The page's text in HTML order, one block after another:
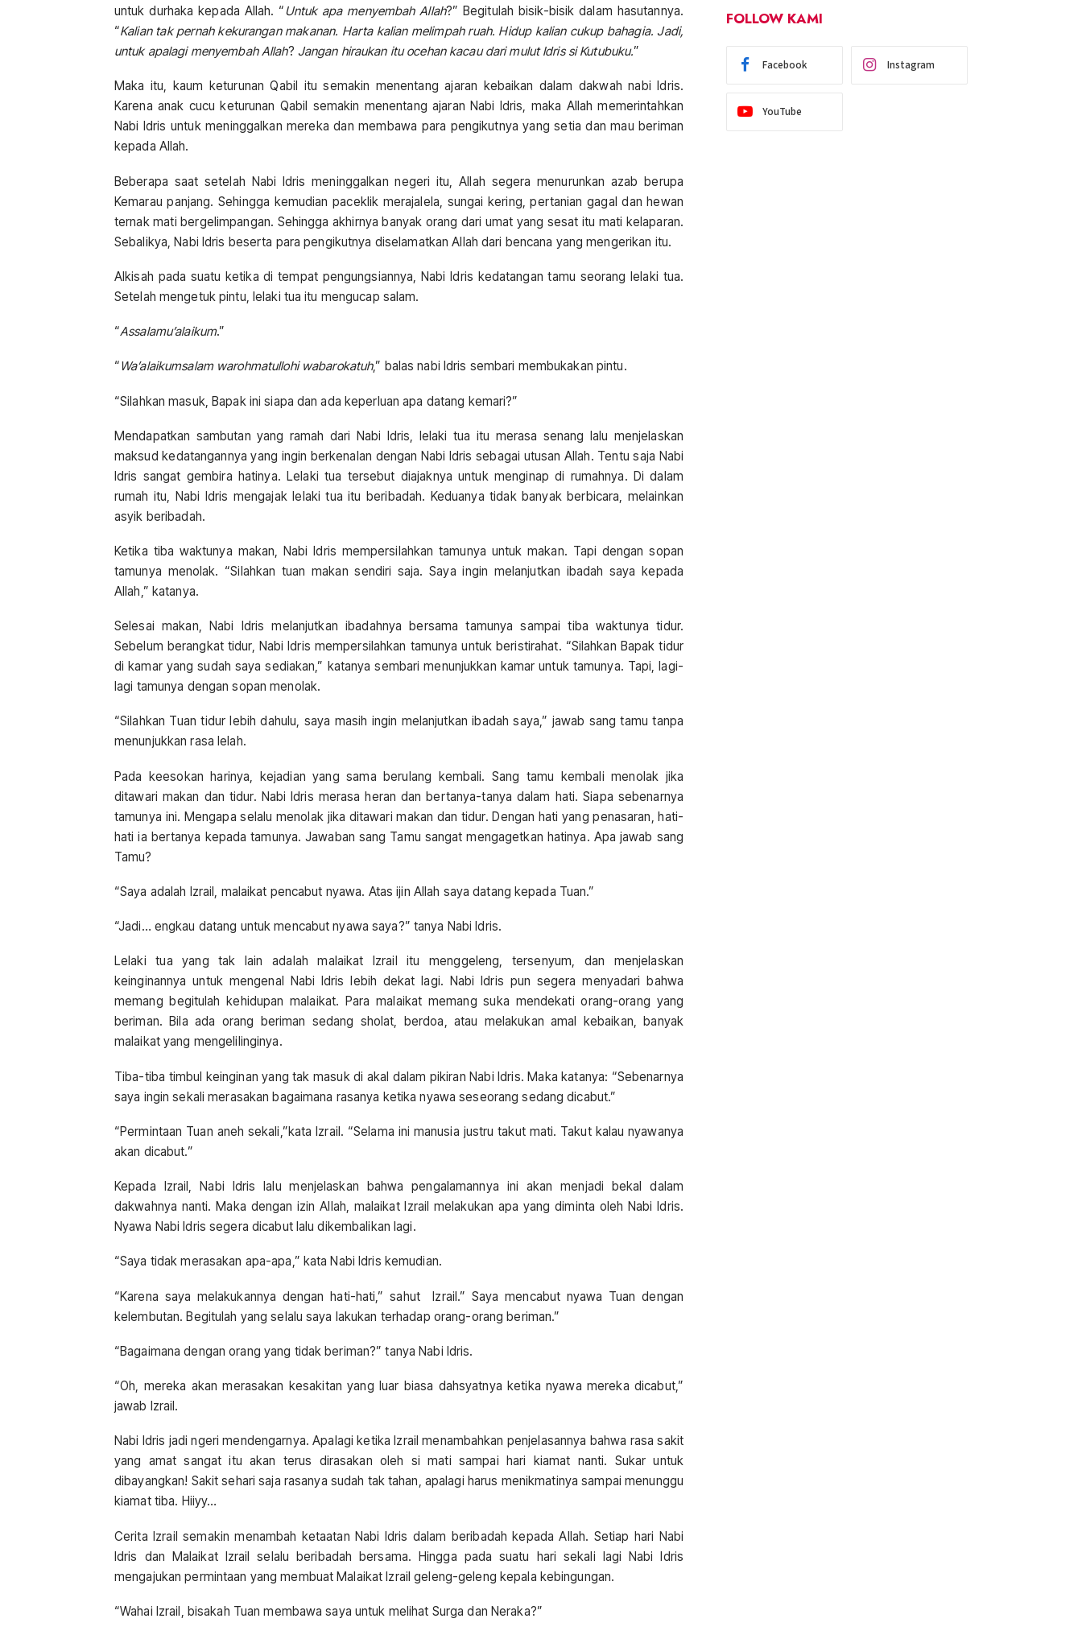
untuk durhaka kepada Allah. “Untuk apa menyembah Allah?” Begitulah bisik-bisik dalam hasutannya.
“Kalian tak pernah kekurangan makanan. Harta kalian melimpah ruah. Hidup kalian cukup bahagia. Jadi,
untuk apalagi menyembah Allah? Jangan hiraukan itu ocehan kacau dari mulut Idris si Kutubuku.”
Maka itu, kaum keturunan Qabil itu semakin menentang ajaran kebaikan dalam dakwah nabi Idris.
Karena anak cucu keturunan Qabil semakin menentang ajaran Nabi Idris, maka Allah memerintahkan
Nabi Idris untuk meninggalkan mereka dan membawa para pengikutnya yang setia dan mau beriman
kepada Allah.
Beberapa saat setelah Nabi Idris meninggalkan negeri itu, Allah segera menurunkan azab berupa
Kemarau panjang. Sehingga kemudian paceklik merajalela, sungai kering, pertanian gagal dan hewan
ternak mati bergelimpangan. Sehingga akhirnya banyak orang dari umat yang sesat itu mati kelaparan.
Sebalikya, Nabi Idris beserta para pengikutnya diselamatkan Allah dari bencana yang mengerikan itu.
Alkisah pada suatu ketika di tempat pengungsiannya, Nabi Idris kedatangan tamu seorang lelaki tua.
Setelah mengetuk pintu, lelaki tua itu mengucap salam.
“Assalamu’alaikum.”
“Wa’alaikumsalam warohmatullohi wabarokatuh,” balas nabi Idris sembari membukakan pintu.
“Silahkan masuk, Bapak ini siapa dan ada keperluan apa datang kemari?”
Mendapatkan sambutan yang ramah dari Nabi Idris, lelaki tua itu merasa senang lalu menjelaskan
maksud kedatangannya yang ingin berkenalan dengan Nabi Idris sebagai utusan Allah. Tentu saja Nabi
Idris sangat gembira hatinya. Lelaki tua tersebut diajaknya untuk menginap di rumahnya. Di dalam
rumah itu, Nabi Idris mengajak lelaki tua itu beribadah. Keduanya tidak banyak berbicara, melainkan
asyik beribadah.
Ketika tiba waktunya makan, Nabi Idris mempersilahkan tamunya untuk makan. Tapi dengan sopan
tamunya menolak. “Silahkan tuan makan sendiri saja. Saya ingin melanjutkan ibadah saya kepada
Allah,” katanya.
Selesai makan, Nabi Idris melanjutkan ibadahnya bersama tamunya sampai tiba waktunya tidur.
Sebelum berangkat tidur, Nabi Idris mempersilahkan tamunya untuk beristirahat. “Silahkan Bapak tidur
di kamar yang sudah saya sediakan,” katanya sembari menunjukkan kamar untuk tamunya. Tapi, lagi-
lagi tamunya dengan sopan menolak.
“Silahkan Tuan tidur lebih dahulu, saya masih ingin melanjutkan ibadah saya,” jawab sang tamu tanpa
menunjukkan rasa lelah.
Pada keesokan harinya, kejadian yang sama berulang kembali. Sang tamu kembali menolak jika
ditawari makan dan tidur. Nabi Idris merasa heran dan bertanya-tanya dalam hati. Siapa sebenarnya
tamunya ini. Mengapa selalu menolak jika ditawari makan dan tidur. Dengan hati yang penasaran, hati-
hati ia bertanya kepada tamunya. Jawaban sang Tamu sangat mengagetkan hatinya. Apa jawab sang
Tamu?
“Saya adalah Izrail, malaikat pencabut nyawa. Atas ijin Allah saya datang kepada Tuan.”
“Jadi… engkau datang untuk mencabut nyawa saya?” tanya Nabi Idris.
Lelaki tua yang tak lain adalah malaikat Izrail itu menggeleng, tersenyum, dan menjelaskan
keinginannya untuk mengenal Nabi Idris lebih dekat lagi. Nabi Idris pun segera menyadari bahwa
memang begitulah kehidupan malaikat. Para malaikat memang suka mendekati orang-orang yang
beriman. Bila ada orang beriman sedang sholat, berdoa, atau melakukan amal kebaikan, banyak
malaikat yang mengelilinginya.
Tiba-tiba timbul keinginan yang tak masuk di akal dalam pikiran Nabi Idris. Maka katanya: “Sebenarnya
saya ingin sekali merasakan bagaimana rasanya ketika nyawa seseorang sedang dicabut.”
“Permintaan Tuan aneh sekali,”kata Izrail. “Selama ini manusia justru takut mati. Takut kalau nyawanya
akan dicabut.”
Kepada Izrail, Nabi Idris lalu menjelaskan bahwa pengalamannya ini akan menjadi bekal dalam
dakwahnya nanti. Maka dengan izin Allah, malaikat Izrail melakukan apa yang diminta oleh Nabi Idris.
Nyawa Nabi Idris segera dicabut lalu dikembalikan lagi.
“Saya tidak merasakan apa-apa,” kata Nabi Idris kemudian.
“Karena saya melakukannya dengan hati-hati,” sahut Izrail.” Saya mencabut nyawa Tuan dengan
kelembutan. Begitulah yang selalu saya lakukan terhadap orang-orang beriman.”
“Bagaimana dengan orang yang tidak beriman?” tanya Nabi Idris.
“Oh, mereka akan merasakan kesakitan yang luar biasa dahsyatnya ketika nyawa mereka dicabut,”
jawab Izrail.
Nabi Idris jadi ngeri mendengarnya. Apalagi ketika Izrail menambahkan penjelasannya bahwa rasa sakit
yang amat sangat itu akan terus dirasakan oleh si mati sampai hari kiamat nanti. Sukar untuk
dibayangkan! Sakit sehari saja rasanya sudah tak tahan, apalagi harus menikmatinya sampai menunggu
kiamat tiba. Hiiyy…
Cerita Izrail semakin menambah ketaatan Nabi Idris dalam beribadah kepada Allah. Setiap hari Nabi
Idris dan Malaikat Izrail selalu beribadah bersama. Hingga pada suatu hari sekali lagi Nabi Idris
mengajukan permintaan yang membuat Malaikat Izrail geleng-geleng kepala kebingungan.
“Wahai Izrail, bisakah Tuan membawa saya untuk melihat Surga dan Neraka?”
FOLLOW KAMI
Facebook Instagram
YouTube